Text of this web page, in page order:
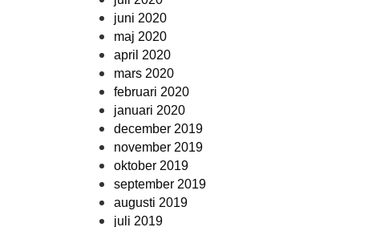
juni 2020
maj 2020
april 2020
mars 2020
februari 2020
januari 2020
december 2019
november 2019
oktober 2019
september 2019
augusti 2019
juli 2019